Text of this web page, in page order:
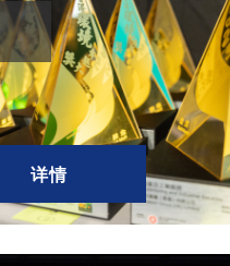
详情